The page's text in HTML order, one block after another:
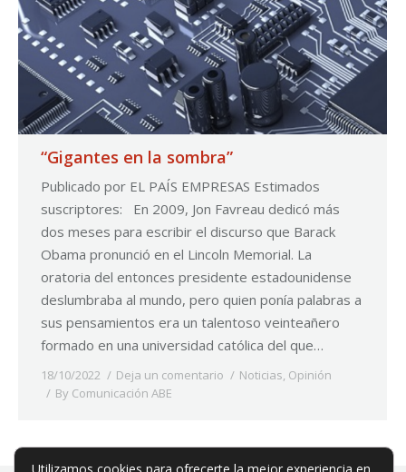
“Gigantes en la sombra”
Publicado por EL PAÍS EMPRESAS Estimados
suscriptores: En 2009, Jon Favreau dedicó más
dos meses para escribir el discurso que Barack
Obama pronunció en el Lincoln Memorial. La
oratoria del entonces presidente estadounidense
deslumbraba al mundo, pero quien ponía palabras a
sus pensamientos era un talentoso veinteañero
formado en una universidad católica del que…
18/10/2022 Deja un comentario Noticias Opinión
By Comunicación ABE